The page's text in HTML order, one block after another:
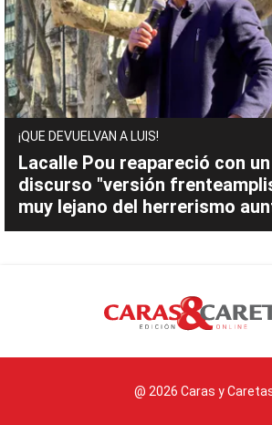
¡QUE DEVUELVAN A LUIS!
Lacalle Pou reapareció con un
discurso "versión
muy lejano del herrerismo
@ 2026 Caras y